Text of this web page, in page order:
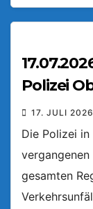
Polizei
17. JULI 2026
Die Polizei
gesamten